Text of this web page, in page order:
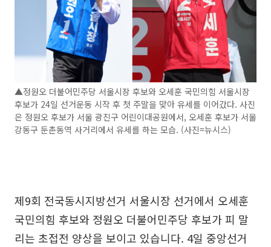
▲정원오 더불어민주당 서울시장 후보와 오세훈 국민의힘 서울시장
후보가 24일 선거운동 시작 후 첫 주말을 맞아 유세를 이어갔다. 사진
은 정원오 후보가 서울 광진구 어린이대공원에서, 오세훈 후보가 서울
강동구 둔촌동역 사거리에서 유세를 하는 모습. (사진=뉴시스)
제9회 전국동시지방선거 서울시장 선거에서 오세훈
국민의힘 후보와 정원오 더불어민주당 후보가 피 말
리는 초접전 양상을 보이고 있습니다. 4일 중앙선거